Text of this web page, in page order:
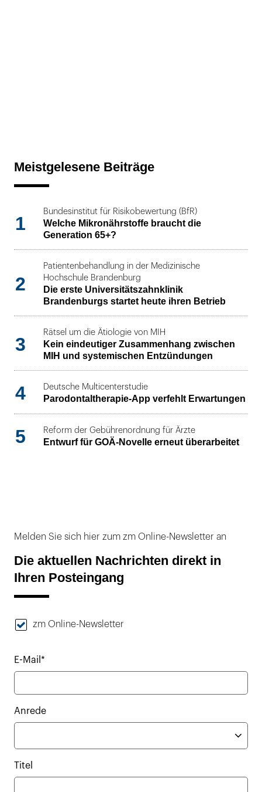
Meistgelesene Beiträge
1
Bundesinstitut für Risikobewertung (BfR)
Welche Mikronährstoffe braucht die
Generation 65+?
2
Patientenbehandlung in der Medizinische
Hochschule Brandenburg
Die erste Universitätszahnklinik
Brandenburgs startet heute ihren Betrieb
3
Rätsel um die Ätiologie von MIH
Kein eindeutiger Zusammenhang zwischen
MIH und systemischen Entzündungen
4 Deutsche Multicenterstudie
Parodontaltherapie-App verfehlt Erwartungen
5 Reform der Gebührenordnung für Ärzte
Entwurf für GOÄ-Novelle erneut überarbeitet
Melden Sie sich hier zum zm Online-Newsletter an
Die aktuellen Nachrichten direkt in
Ihren Posteingang
zm Online-Newsletter
E-Mail*
Anrede
Titel